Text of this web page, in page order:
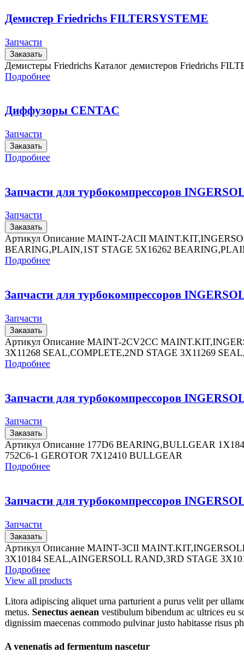
Демистер Friedrichs FILTERSYSTEME
Запчасти
Заказать
Демистеры Friedrichs Каталог демистеров Friedrichs
Подробнее
Диффузоры CENTAC
Запчасти
Заказать
Подробнее
Запчасти для турбокомпрессоров
Запчасти
Заказать
Артикул Описание MAINT-2ACII
BEARING,PLAIN,1ST STAGE 5X16262
Подробнее
Запчасти для турбокомпрессоров
Запчасти
Заказать
Артикул Описание MAINT-2CV2CC
3X11268 SEAL,COMPLETE,2ND STAGE 3X11269
Подробнее
Запчасти для турбокомпрессоров
Запчасти
Заказать
Артикул Описание 177D6 BEARING,BULLGEAR
752C6-1 GEROTOR 7X12410 BULLGEAR
Подробнее
Запчасти для турбокомпрессоров
Запчасти
Заказать
Артикул Описание MAINT-3CII
3X10184 SEAL,AINGERSOLL RAND,3RD STAGE
Подробнее
View all products
Litora adipiscing aliquet urna parturient a purus velit per
metus. Senectus aenean vestibulum bibendum ac ultrices eu
dignissim maecenas commodo pulvinar justo habitasse risus
A venenatis ad fermentum nascetur